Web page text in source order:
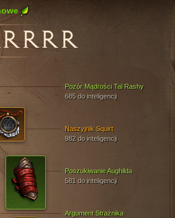
Pozór Mądrości Tal Rashy
685 do inteligencji
Poszukiwanie Aughilda
581 do inteligencji
Argument Strażnika
Naszyjnik Squirt
982 do inteligencji